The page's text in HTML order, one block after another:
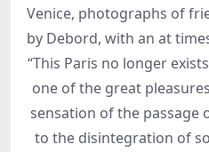
Venice, photographs of
by Debord, with an at
“This Paris no longer
one of the great
sensation of the passage
to the disintegration of